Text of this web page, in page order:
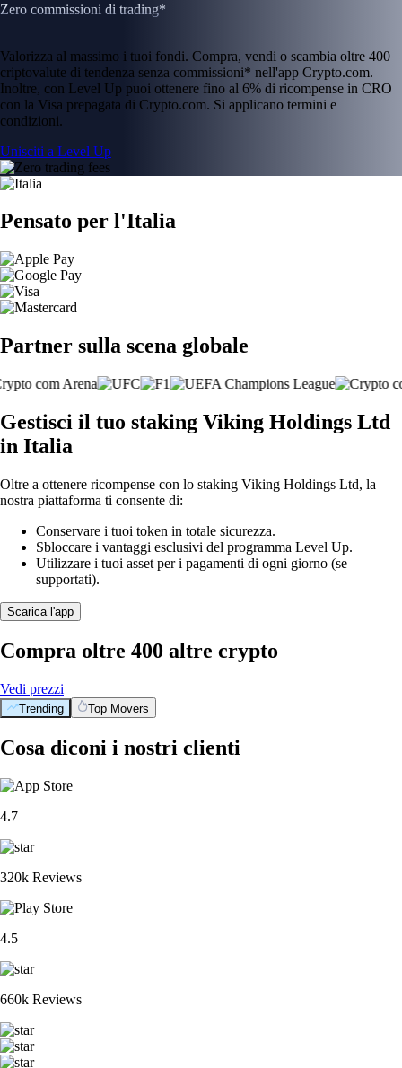
Zero commissioni di trading*
Valorizza al massimo i tuoi fondi. Compra, vendi o scambia oltre 400
criptovalute di tendenza senza commissioni* nell'app Crypto.com.
Inoltre, con Level Up puoi ottenere fino al 6% di ricompense in CRO
con la Visa prepagata di Crypto.com. Si applicano termini e
condizioni.
Unisciti a Level Up
Pensato per l'Italia
Partner sulla scena globale
Gestisci il tuo staking Viking Holdings Ltd
in Italia
Oltre a ottenere ricompense con lo staking Viking Holdings Ltd, la
nostra piattaforma ti consente di:
Conservare i tuoi token in totale sicurezza.
Sbloccare i vantaggi esclusivi del programma Level Up.
Utilizzare i tuoi asset per i pagamenti di ogni giorno (se
supportati).
Scarica l'app
Compra oltre 400 altre crypto
Vedi prezzi
Trending Top Movers
Cosa diconi i nostri clienti
4.7
320k Reviews
4.5
660k Reviews